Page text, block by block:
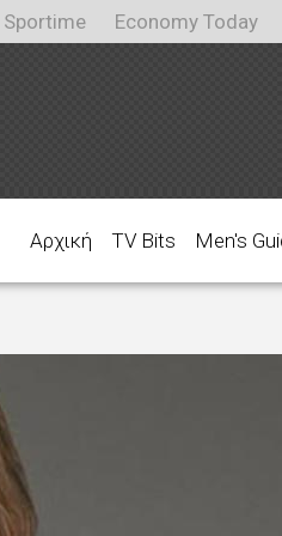
Sportime Economy Today
Αρχική TV Bits Men's